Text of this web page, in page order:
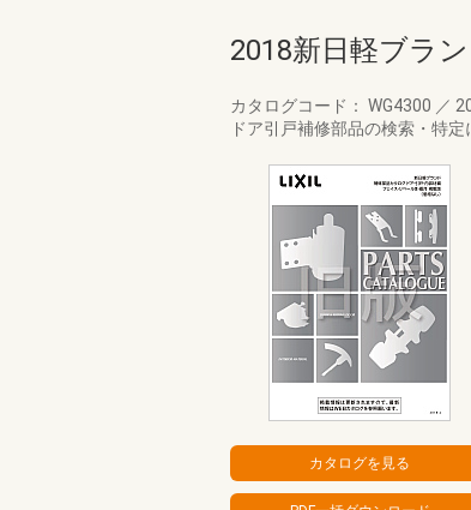
2018新日軽ブラ
カタログコード： WG4300 ／
ドア引戸補修部品の検索・特